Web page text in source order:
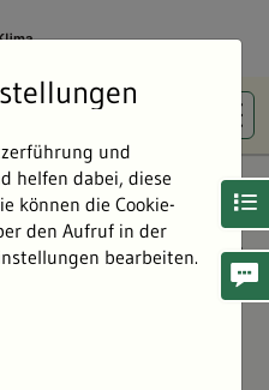
2024 Boden
01.11.2024
Zustand der Moore,
und
helfen dabei, diese
können die Cookie-
den Aufruf in der
bearbeiten.